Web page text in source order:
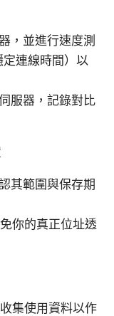
，並進行速度測
連線時間）以
服器，記錄對比
其範圍與保存期
你的真正位址透
集使用資料以作